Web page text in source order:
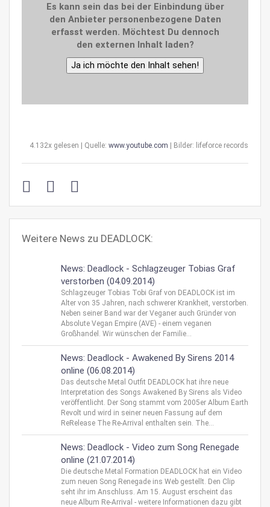
Es kann sein das bei der Einbindung über
den Anbieter personenbezogene Daten
erfasst werden. Möchtest Du dennoch
den externen Inhalt laden?
Ja ich möchte den Inhalt sehen!
4.132x gelesen | Quelle: www.youtube.com | Bilder: lifeforce records
Weitere News zu DEADLOCK:
News: Deadlock - Schlagzeuger Tobias Graf
verstorben (04.09.2014)
Schlagzeuger Tobias Tobi Graf von DEADLOCK ist im
Alter von 35 Jahren, nach schwerer Krankheit, verstorben.
Neben seiner Band war der Veganer auch Gründer von
Absolute Vegan Empire (AVE) - einem veganen
Großhandel. Wir wünschen der Familie...
News: Deadlock - Awakened By Sirens 2014
online (06.08.2014)
Das deutsche Metal Outfit DEADLOCK hat ihre neue
Interpretation des Songs Awakened By Sirens als Video
veröffentlicht. Der Song stammt vom 2005er Album Earth
Revolt und wird in seiner neuen Fassung auf dem
ReRelease The Re-Arrival enthalten sein. The...
News: Deadlock - Video zum Song Renegade
online (21.07.2014)
Die deutsche Metal Formation DEADLOCK hat ein Video
zum neuen Song Renegade ins Web gestellt. Den Clip
seht ihr im Anschluss. Am 15. August erscheint das
neue Album Re-Arrival - weitere Informationen dazu gibt